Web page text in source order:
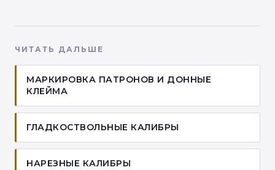
ЧИТАТЬ ДАЛЬШЕ
МАРКИРОВКА ПАТРОНОВ И ДОННЫЕ
КЛЕЙМА
ГЛАДКОСТВОЛЬНЫЕ КАЛИБРЫ
НАРЕЗНЫЕ КАЛИБРЫ